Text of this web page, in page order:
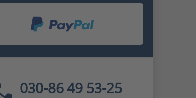
030-86 49 53-25